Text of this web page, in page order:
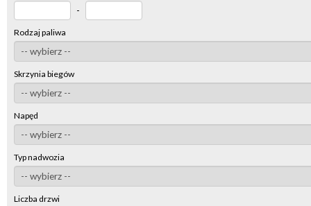
-
Rodzaj paliwa
Skrzynia biegów
Napęd
Typ nadwozia
Liczba drzwi